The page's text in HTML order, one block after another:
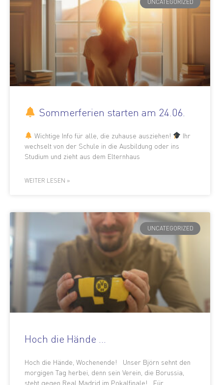
UNCATEGORIZED
Sommerferien starten am 24.06.
Wichtige Info für alle, die zuhause ausziehen!
Ihr
wechselt von der Schule in die Ausbildung oder ins
Studium und zieht aus dem Elternhaus
WEITER LESEN »
UNCATEGORIZED
Hoch die Hände …
Hoch die Hände, Wochenende! Unser Björn sehnt den
morgigen Tag herbei, denn sein Verein, die Borussia,
steht gegen Real Madrid im Pokalfinale! Für